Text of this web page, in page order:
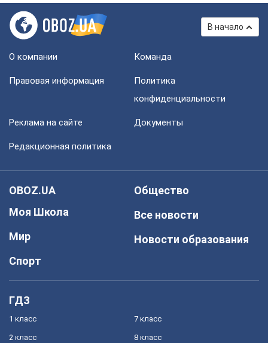
В начало
О компании Команда
Правовая информация
Политика
конфиденциальности
Реклама на сайте Документы
Редакционная политика
OBOZ.UA
Моя Школа
Мир
Спорт
Общество
Все новости
Новости образования
ГДЗ
1 класс
2 класс
7 класс
8 класс